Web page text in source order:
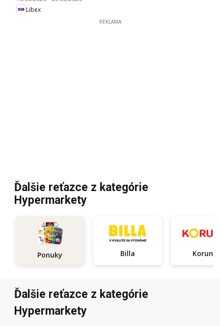
Libex
REKLAMA
Ďalšie reťazce z kategórie
Hypermarkety
Ponuky Billa Koruna
Ďalšie reťazce z kategórie
Hypermarkety